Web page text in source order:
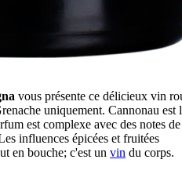
vous présente ce délicieux vin
uniquement. Cannonau est
est complexe avec des notes de
influences épicées et fruitées
en bouche; c'est un vin du corps.